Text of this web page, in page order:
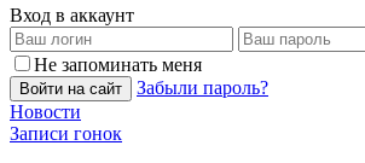
Вход в аккаунт
Не запоминать меня
Войти на сайт
Забыли пароль?
Новости
Записи гонок